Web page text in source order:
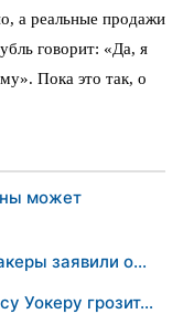
а реальные продажи
говорит: «Да, я
Пока это так, о
может
заявили о…
Уокеру грозит…